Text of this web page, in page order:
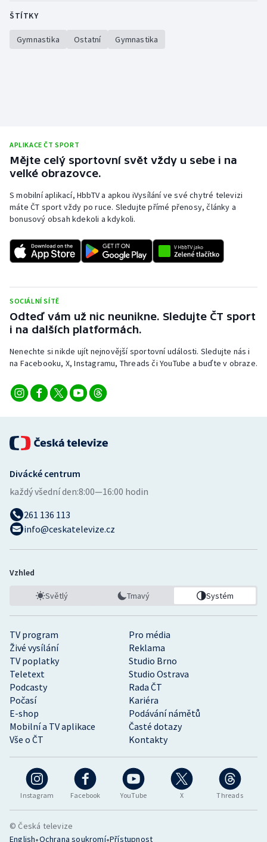
ŠTÍTKY
Gymnastika Ostatní Gymnastika
APLIKACE ČT SPORT
Mějte celý sportovní svět vždy u sebe i na
velké obrazovce.
S mobilní aplikací, HbbTV a apkou iVysílání ve své chytré televizi
máte ČT sport vždy po ruce. Sledujte přímé přenosy, články a
bonusový obsah kdekoli a kdykoli.
SOCIÁLNÍ SÍTĚ
Odteď vám už nic neunikne. Sledujte ČT sport
i na dalších platformách.
Nenechte si nikde ujít nejnovější sportovní události. Sledujte nás i
na Facebooku, X, Instagramu, Threads či YouTube a buďte v obraze.
Instagram Facebook YouTube X Threads
TV program
Pro média
Živé vysílání
Reklama
TV poplatky
Studio Brno
Teletext
Studio Ostrava
Podcasty
Rada ČT
Počasí
Kariéra
E-shop
Podávání námětů
Mobilní a TV aplikace
Časté dotazy
Vše o ČT
Kontakty
Divácké centrum
každý všední den:8:00—16:00 hodin
261 136 113
info@ceskatelevize.cz
Vzhled
Světlý Tmavý Systém
© Česká televize
English•Ochrana soukromí•Přístupnost